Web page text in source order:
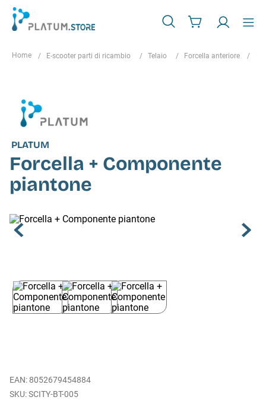
E-scooter parti di ricambio Telaio Forcella anteriore
PLATUM
Forcella + Componente
piantone
EAN: 8052679454884
SCITY-BT-005